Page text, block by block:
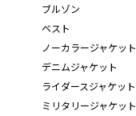
ブルゾン
ベスト
ノーカラージャケット
デニムジャケット
ライダースジャケット
ミリタリージャケット